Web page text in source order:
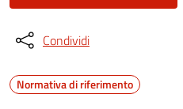
Condividi
Normativa di riferimento